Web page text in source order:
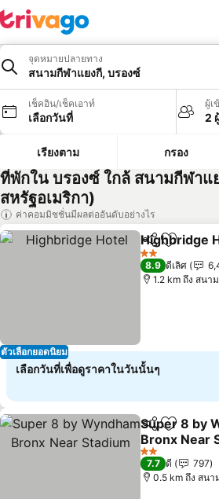
จุดหมายปลายทาง
สนามกีฬาแยงกี, บรองซ์
เช็คอิน/เช็คเอาท์
เลือกวันที่
ผู้เ
2
เรียงตาม กรอง
ที่พักใน บรองซ์ ใกล้ สนามกีฬาแ
สหรัฐอเมริกา)
ค่าคอมมิชชั่นมีผลต่ออันดับอย่างไร
ตัวเลือกยอดนิยม
แชร์ เพิ่มในรา
Highbridge
2 ดาว
8.9 ดีเลิศ
1.2 km ถึง สนา
เลือกวันที่เพื่อดูราคาในวันนั้นๆ
แชร์ เพิ่มในร
Super 8 by
Bronx Near
2 ดาว
7.7 ดี
797
0.5 km ถึง สนา